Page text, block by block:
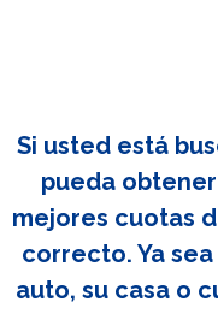
Si usted está
pueda
mejores cuotas
correcto. Ya
auto, su casa o